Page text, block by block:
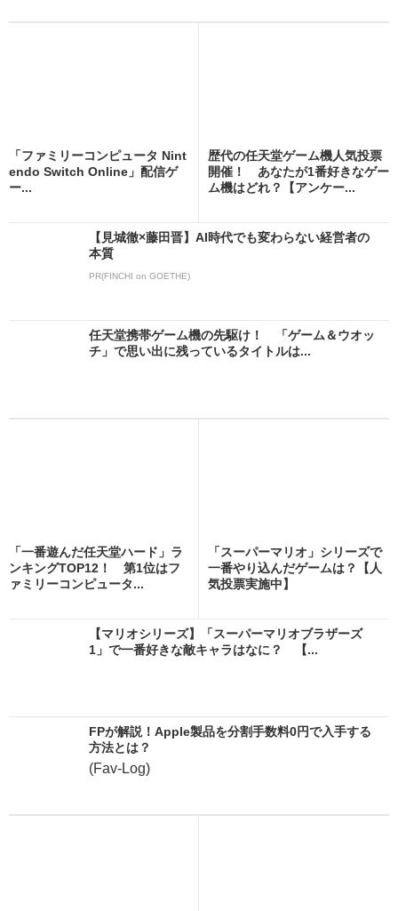
「ファミリーコンピュータ Nint
endo Switch Online」配信ゲ
ー...
歴代の任天堂ゲーム機人気投票
開催！ あなたが1番好きなゲー
ム機はどれ？【アンケー...
【見城徹×藤田晋】AI時代でも変わらない経営者の
本質
PR(FINCHI on GOETHE)
任天堂携帯ゲーム機の先駆け！ 「ゲーム＆ウオッ
チ」で思い出に残っているタイトルは...
「一番遊んだ任天堂ハード」ラ
ンキングTOP12！ 第1位はフ
ァミリーコンピュータ...
「スーパーマリオ」シリーズで
一番やり込んだゲームは？【人
気投票実施中】
【マリオシリーズ】「スーパーマリオブラザーズ
1」で一番好きな敵キャラはなに？ 【...
FPが解説！Apple製品を分割手数料0円で入手する
方法とは？
(Fav-Log)